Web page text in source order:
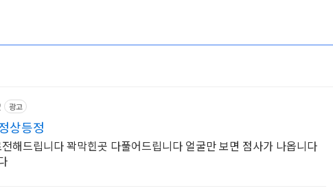
광고
상등정
해드립니다 꽉막힌곳 다풀어드립니다 얼굴만 보면 점사가 나옵니다